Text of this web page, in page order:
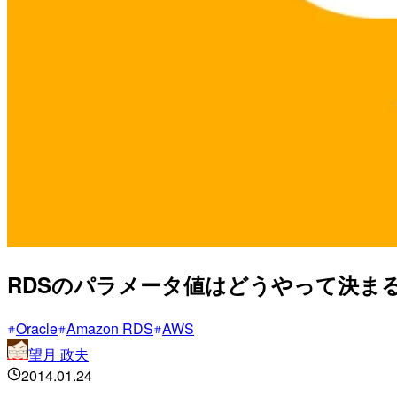
RDSのパラメータ値はどうやって決ま
Oracle Amazon RDS AWS
望月 政夫
2014.01.24